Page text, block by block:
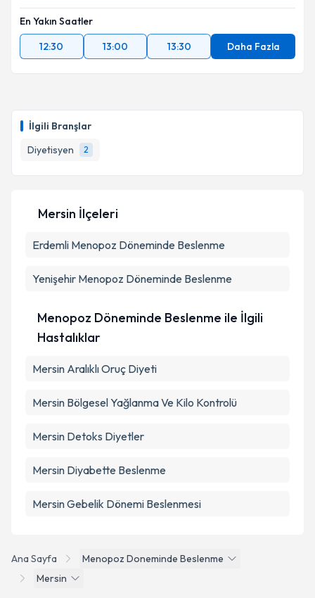
İlgili Branşlar
Diyetisyen
2
En Yakın Saatler
12:30
13:00 13:30 Daha Fazla
Ana Sayfa
Menopoz Doneminde Beslenme
Mersin
Mersin İlçeleri
Erdemli Menopoz Döneminde Beslenme
Yenişehir Menopoz Döneminde Beslenme
Menopoz Döneminde Beslenme ile İlgili
Hastalıklar
Mersin Aralıklı Oruç Diyeti
Mersin Bölgesel Yağlanma Ve Kilo Kontrolü
Mersin Detoks Diyetler
Mersin Diyabette Beslenme
Mersin Gebelik Dönemi Beslenmesi